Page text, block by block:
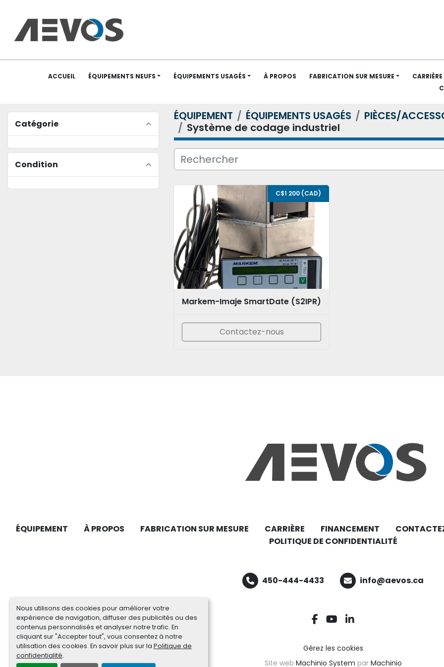
Nous utilisons des cookies pour améliorer votre
expérience de navigation, diffuser des publicités ou des
contenus personnalisés et analyser notre trafic. En
cliquant sur "Accepter tout", vous consentez à notre
utilisation des cookies. En savoir plus sur la Politique de
confidentialité.
ACCUEIL ÉQUIPEMENTS NEUFS ÉQUIPEMENTS USAGÉS À PROPOS FABRICATION SUR MESURE CARRIÈRE
Catégorie
Condition
ÉQUIPEMENT ÉQUIPEMENTS USAGÉS
PIÈCES/
Système de codage industriel
C$1 200 (CAD)
Markem-Imaje SmartDate (S2IPR)
Contactez-nous
ÉQUIPEMENT À PROPOS FABRICATION SUR MESURE CARRIÈRE FINANCEMENT
POLITIQUE DE CONFIDENTIALITÉ
450-444-4433 info@aevos.ca
facebookyoutube
linkedin
Gérez les cookies
Site web Machinio System par Machinio